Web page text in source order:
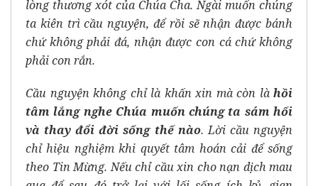
lòng thương xót của Chúa Cha. Ngài muốn chúng
ta kiên trì cầu nguyện, để rồi sẽ nhận được bánh
chứ không phải đá, nhận được con cá chứ không
phải con rắn.
Cầu nguyện không chỉ là khấn xin mà còn là hồi
tâm lắng nghe Chúa muốn chúng ta sám hối
và thay đổi đời sống thế nào. Lời cầu nguyện
chỉ hiệu nghiệm khi quyết tâm hoán cải để sống
theo Tin Mừng. Nếu chỉ cầu xin cho nạn dịch mau